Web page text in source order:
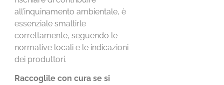
all’inquinamento ambientale, è
essenziale smaltirle
correttamente, seguendo le
normative locali e le indicazioni
dei produttori.
Raccoglile con cura se si